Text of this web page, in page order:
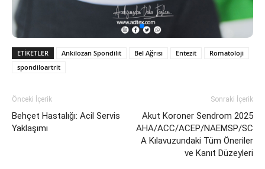
ETIKETLER Ankilozan Spondilit Bel Ağrısı Entezit
Romatoloji
spondiloartrit
Önceki İçerik
Behçet Hastalığı: Acil Servis
Yaklaşımı
Sonraki İçerik
Akut Koroner Sendrom 2025
AHA/ACC/ACEP/NAEMSP/SC
A Kılavuzundaki Tüm Öneriler
ve Kanıt Düzeyleri